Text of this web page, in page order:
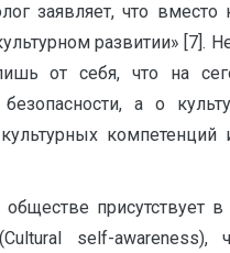
заявляет, что вместо
развитии» [7].
от себя, что на
а о
компетенций
присутствует
self-awareness),